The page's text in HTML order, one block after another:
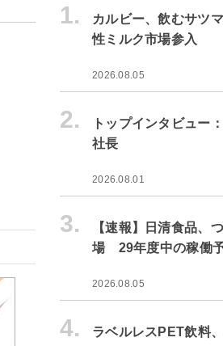
1.
カルビー、飲むサツ
性ミルク市場参入
2026.08.05
2.
トップインタビュー
社長
2026.08.01
3.
【速報】日清食品、
場 29年度中の稼働
2026.08.05
4. ラベルレスPET飲料